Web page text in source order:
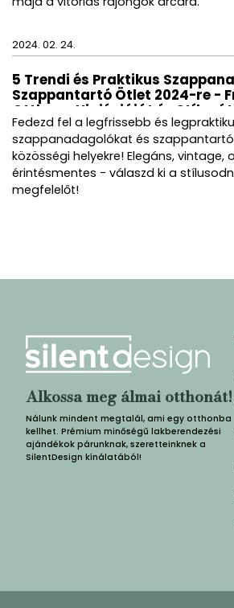
2024. 02. 24.
5 Trendi és Praktikus
Szappantartó Ötlet 2024-re -
Otthona Higiéniáját és
Fedezd fel a legfrissebb és
szappanadagolókat és
közösségi helyekre! Elegáns, vintage,
érintésmentes - válaszd ki a
megfelelőt!
Alkossa meg álmai otthonát!
Nálunk mindent megtalál, ami egy otthonba
kellhet. Prémium minőségű lakberendezési
ajándékok párunknak, szeretteinknek a
SilentDesign kínálatából!